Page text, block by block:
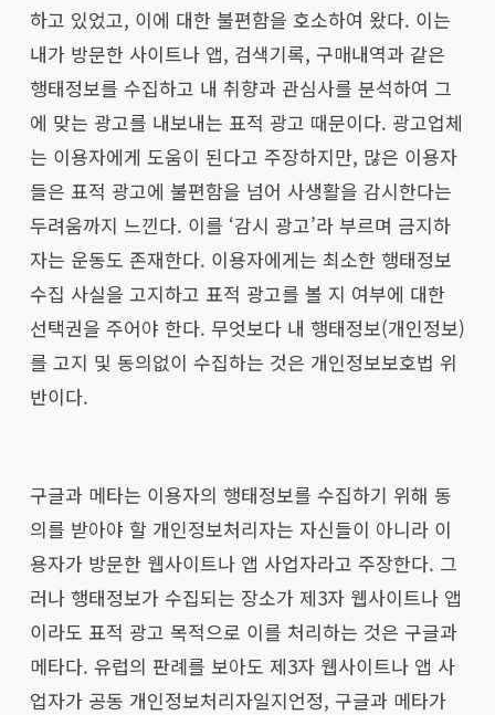
하고 있었고, 이에 대한 불편함을 호소하여 왔다. 이는
내가 방문한 사이트나 앱, 검색기록, 구매내역과 같은
행태정보를 수집하고 내 취향과 관심사를 분석하여 그
에 맞는 광고를 내보내는 표적 광고 때문이다. 광고업체
는 이용자에게 도움이 된다고 주장하지만, 많은 이용자
들은 표적 광고에 불편함을 넘어 사생활을 감시한다는
두려움까지 느낀다. 이를 ‘감시 광고’라 부르며 금지하
자는 운동도 존재한다. 이용자에게는 최소한 행태정보
수집 사실을 고지하고 표적 광고를 볼 지 여부에 대한
선택권을 주어야 한다. 무엇보다 내 행태정보(개인정보)
를 고지 및 동의없이 수집하는 것은 개인정보보호법 위
반이다.
구글과 메타는 이용자의 행태정보를 수집하기 위해 동
의를 받아야 할 개인정보처리자는 자신들이 아니라 이
용자가 방문한 웹사이트나 앱 사업자라고 주장한다. 그
러나 행태정보가 수집되는 장소가 제3자 웹사이트나 앱
이라도 표적 광고 목적으로 이를 처리하는 것은 구글과
메타다. 유럽의 판례를 보아도 제3자 웹사이트나 앱 사
업자가 공동 개인정보처리자일지언정, 구글과 메타가